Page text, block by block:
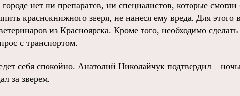
городе нет ни препаратов, ни специалистов, которые
краснокнижного зверя, не нанеся ему вреда. Для этого
из Красноярска. Кроме того, необходимо сделать
с транспортом.
себя спокойно. Анатолий Николайчук подтвердил –
за зверем.